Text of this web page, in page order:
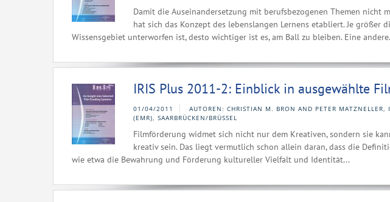
Damit die Auseinandersetzung mit berufsbezogenen Themen nicht
hat sich das Konzept des lebenslangen Lernens etabliert. Je größer
Wissensgebiet unterworfen ist, desto wichtiger ist es, am Ball zu bleiben. Eine
IRIS Plus 2011-2: Einblick in ausgewählte
01/04/2011
AUTOREN: CHRISTIAN M. BRON AND PETER MATZNELLER,
(EMR), SAARBRÜCKEN/BRÜSSEL
Filmförderung widmet sich nicht nur dem Kreativen, sondern sie
kreativ sein. Das liegt vermutlich schon allein daran, dass die
wie etwa die Bewahrung und Förderung kultureller Vielfalt und Identität...